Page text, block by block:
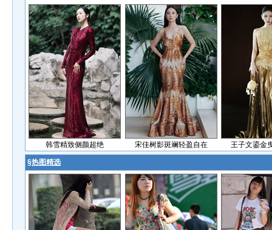
韩雪精致侧颜超绝 宋佳树影斑斓轻盈自在 王子文鎏金
§热图精选